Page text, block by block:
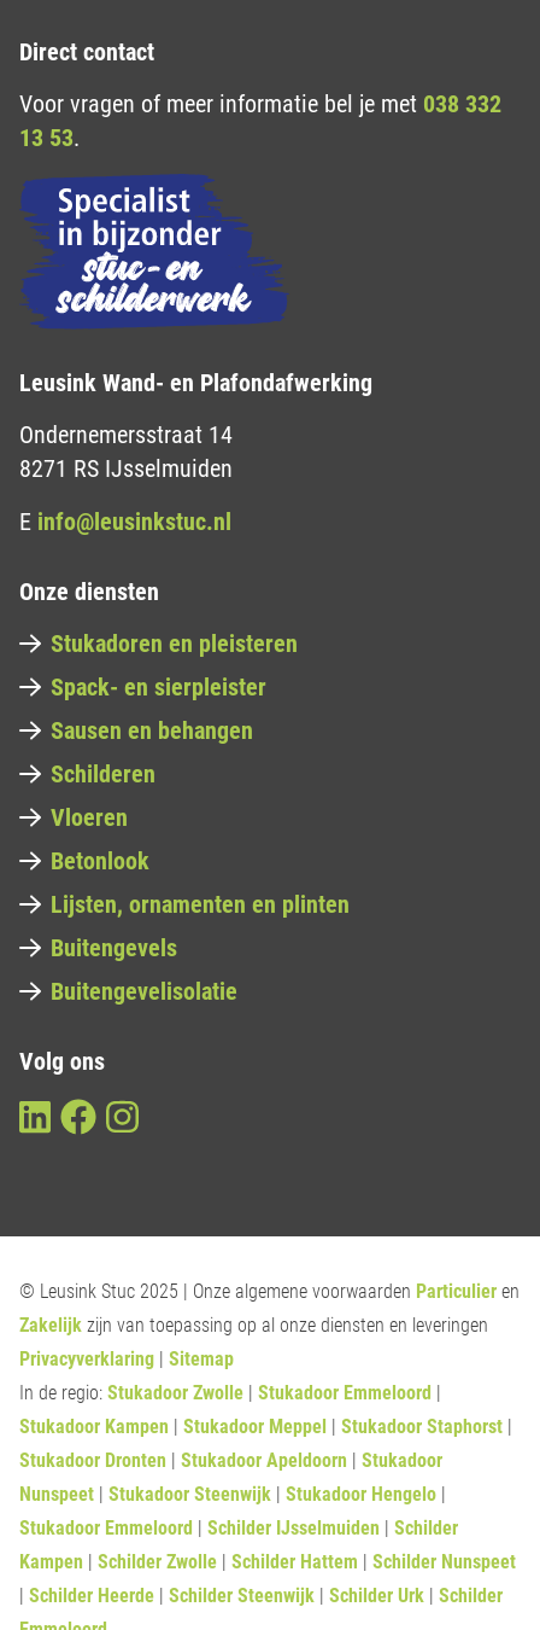
Direct contact
Voor vragen of meer informatie bel je met 038 332
13 53.
Leusink Wand- en Plafondafwerking
Ondernemersstraat 14
8271 RS IJsselmuiden
E info@leusinkstuc.nl
Onze diensten
Stukadoren en pleisteren
Spack- en sierpleister
Sausen en behangen
Schilderen
Vloeren
Betonlook
Lijsten, ornamenten en plinten
Buitengevels
Buitengevelisolatie
Volg ons
© Leusink Stuc 2025 | Onze algemene voorwaarden Particulier en
Zakelijk zijn van toepassing op al onze diensten en leveringen
Privacyverklaring | Sitemap
In de regio: Stukadoor Zwolle | Stukadoor Emmeloord |
Stukadoor Kampen | Stukadoor Meppel | Stukadoor Staphorst |
Stukadoor Dronten | Stukadoor Apeldoorn | Stukadoor
Nunspeet | Stukadoor Steenwijk | Stukadoor Hengelo |
Stukadoor Emmeloord | Schilder IJsselmuiden | Schilder
Kampen | Schilder Zwolle | Schilder Hattem | Schilder Nunspeet
| Schilder Heerde | Schilder Steenwijk | Schilder Urk | Schilder